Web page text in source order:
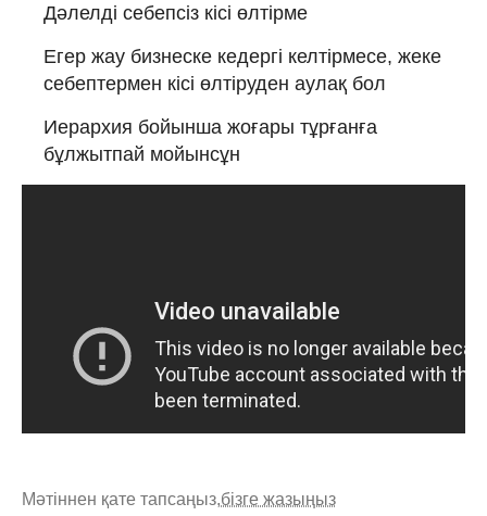
Дәлелді себепсіз кісі өлтірме
Егер жау бизнеске кедергі келтірмесе, жеке
себептермен кісі өлтіруден аулақ бол
Иерархия бойынша жоғары тұрғанға
бұлжытпай мойынсұн
Мәтіннен қате тапсаңыз,бізге жазыңыз